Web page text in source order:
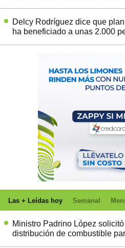
Delcy Rodríguez dice que
ha beneficiado a unas 2.000
Las + Leídas hoy Semanal
Ministro Padrino López
distribución de combustible